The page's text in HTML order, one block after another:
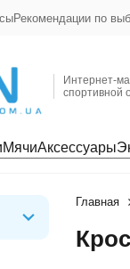
Рекомендации по
Интернет-
спортивной
МячиАксессуары
Главная